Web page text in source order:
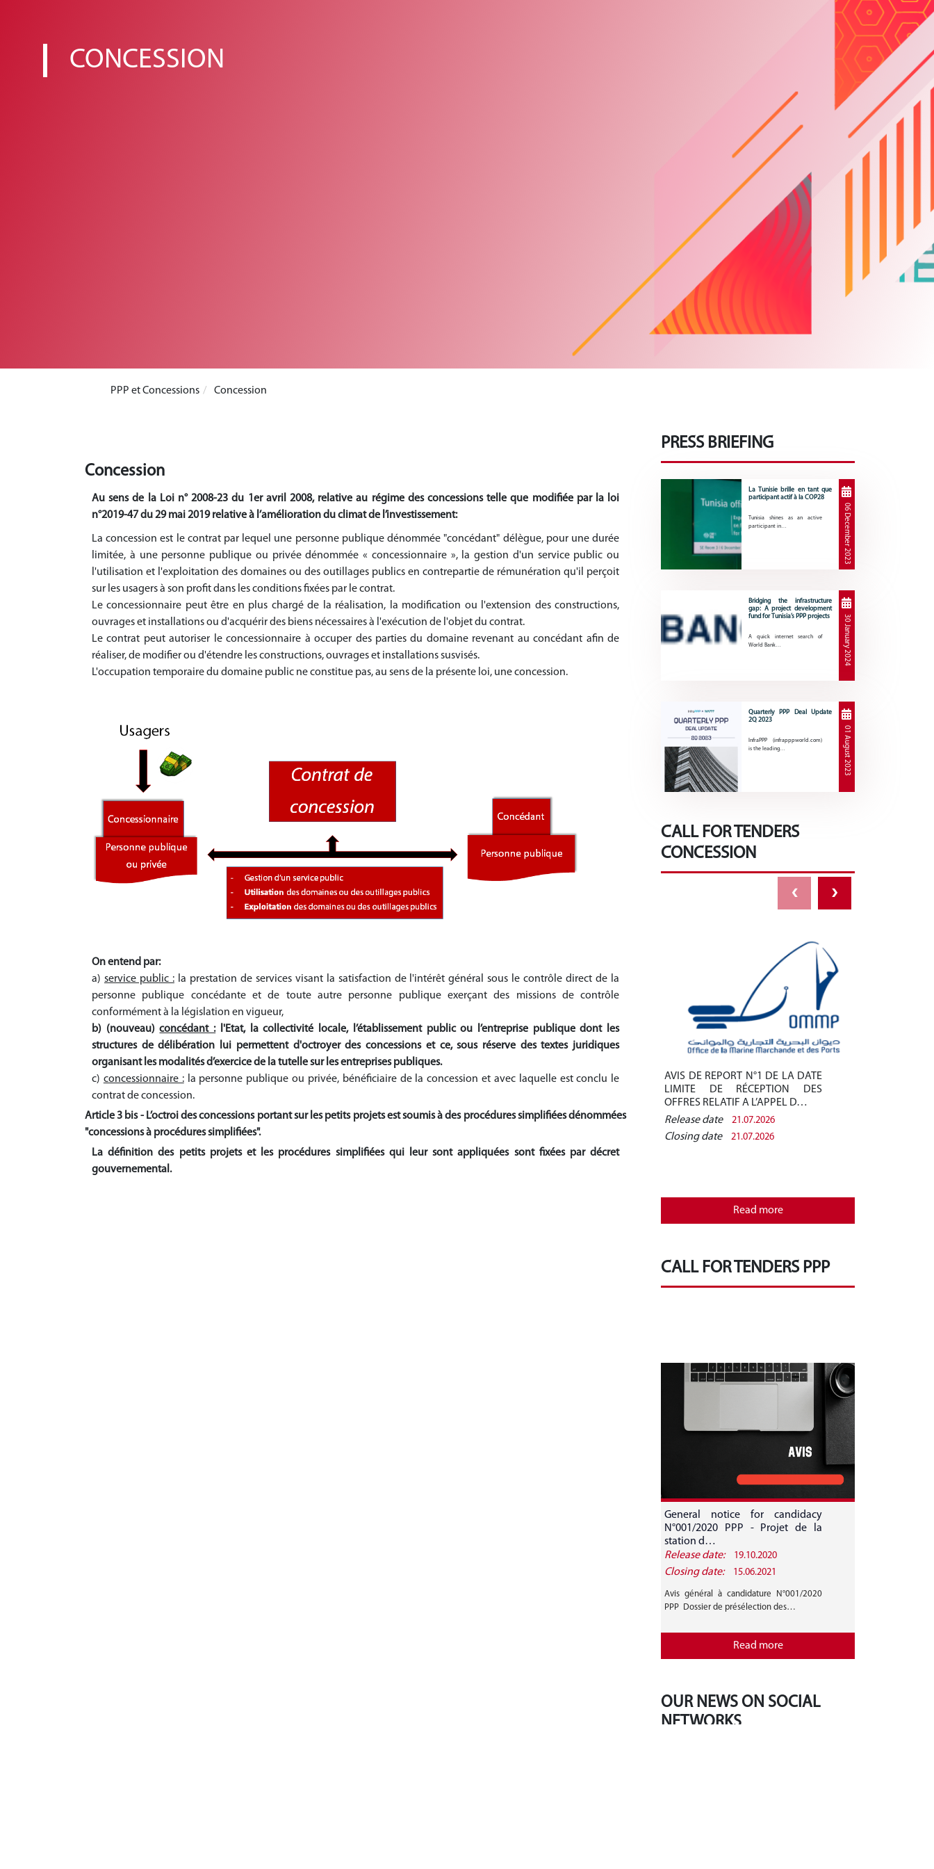
CONCESSION
PPP et Concessions Concession
Concession
Au sens de la Loi n° 2008-23 du 1er avril 2008, relative au régime des concessions telle que modifiée par la loi
n°2019-47 du 29 mai 2019 relative à l’amélioration du climat de l’investissement:
La concession est le contrat par lequel une personne publique dénommée "concédant" délègue, pour une durée
limitée, à une personne publique ou privée dénommée « concessionnaire », la gestion d'un service public ou
l'utilisation et l'exploitation des domaines ou des outillages publics en contrepartie de rémunération qu'il perçoit
sur les usagers à son profit dans les conditions fixées par le contrat.
Le concessionnaire peut être en plus chargé de la réalisation, la modification ou l'extension des constructions,
ouvrages et installations ou d'acquérir des biens nécessaires à l'exécution de l'objet du contrat.
Le contrat peut autoriser le concessionnaire à occuper des parties du domaine revenant au concédant afin de
réaliser, de modifier ou d'étendre les constructions, ouvrages et installations susvisés.
L'occupation temporaire du domaine public ne constitue pas, au sens de la présente loi, une concession.
On entend par:
a) service public :la prestation de services visant la satisfaction de l'intérêt général sous le contrôle direct de la
personne publique concédante et de toute autre personne publique exerçant des missions de contrôle
conformément à la législation en vigueur,
b) (nouveau)concédant :l'Etat, la collectivité locale, l’établissement public ou l’entreprise publique dont les
structures de délibération lui permettent d'octroyer des concessions et ce, sous réserve des textes juridiques
organisant les modalités d’exercice de la tutelle sur les entreprises publiques.
c) concessionnaire :la personne publique ou privée, bénéficiaire de la concession et avec laquelle est conclu le
contrat de concession.
Article 3 bis - L’octroi des concessions portant sur les petits projets est soumis à des procédures simplifiées dénommées
"concessions à procédures simplifiées".
La définition des petits projets et les procédures simplifiées qui leur sont appliquées sont fixées par décret
gouvernemental.
PRESS BRIEFING
La Tunisie brille en tant que
participant actif à la COP28
Tunisia shines as an active
participant in…
06 December 2023
Bridging the infrastructure
gap: A project development
fund for Tunisia’s PPP projects
A quick internet search of
World Bank…
30 January 2024
Quarterly PPP Deal Update
2Q 2023
InfraPPP (infrapppworld.com)
is the leading…
01 August 2023
CALL FOR TENDERS
CONCESSION
AVIS DE REPORT N°1 DE LA DATE
LIMITE DE RÉCEPTION DES
OFFRES RELATIF A L’APPEL D…
Release date
21.07.2026
Closing date 21.07.2026
Read more
‹ ›
CALL FOR TENDERS PPP
General notice for candidacy
N°001/2020 PPP - Projet de la
station d…
Release date:
19.10.2020
Closing date: 15.06.2021
Avis général à candidature N°001/2020
PPP Dossier de présélection des…
Read more
OUR NEWS ON SOCIAL
NETWORKS